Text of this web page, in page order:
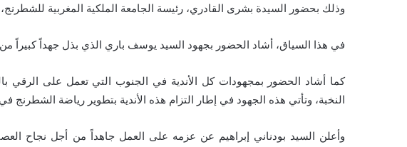
وذلك بحضور السيدة بشرى القادري، رئيسة الجامعة الملكية المغربية
في هذا السياق، أشاد الحضور بجهود السيد يوسف باري الذي بذل جهداً كبيراً
كما أشاد الحضور بمجهودات كل الأندية في الجنوب التي تعمل على الرقي
النخبة، وتأتي هذه الجهود في إطار التزام هذه الأندية بتطوير رياضة الشطرنج
وأعلن السيد بودناني إبراهيم عن عزمه على العمل جاهداً من أجل نجاح